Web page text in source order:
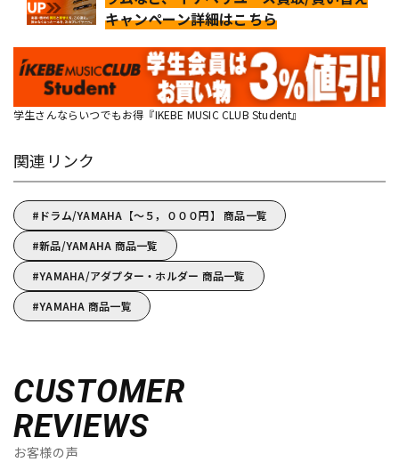
キャンペーン詳細はこちら
学生さんならいつでもお得『IKEBE MUSIC CLUB Student』
関連リンク
ドラム/YAMAHA【～５，０００円】 商品一覧
新品/YAMAHA 商品一覧
YAMAHA/アダプター・ホルダー 商品一覧
YAMAHA 商品一覧
CUSTOMER
REVIEWS
お客様の声